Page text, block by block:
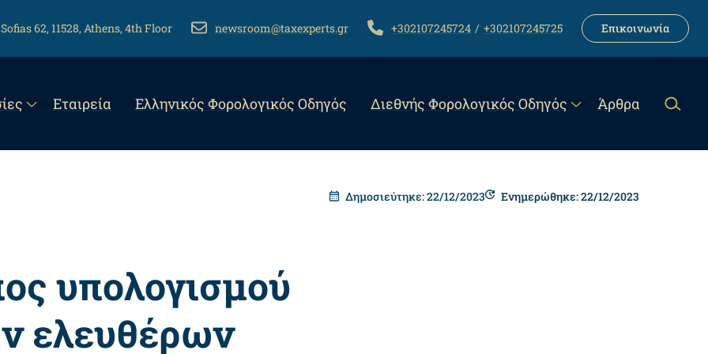
62, 11528, Athens, 4th Floor EMAILnewsroom@taxexperts.gr TELEPHONE
+302107245724 +302107245725 LINKΕπικοινωνία
Εταιρεία Eλληνικός Φορολογικός Οδηγός Διεθνής Φορολογικός Οδηγός Άρθρα
Δημοσιεύτηκε: 22/12/2023 Ενημερώθηκε: 22/12/2023
υπολογισμού
ελευθέρων